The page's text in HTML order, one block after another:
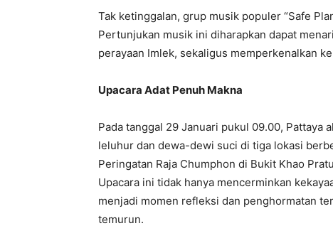
Tak ketinggalan, grup musik populer “Safe
Pertunjukan musik ini diharapkan dapat
perayaan Imlek, sekaligus memperkenalkan
Upacara Adat Penuh Makna
Pada tanggal 29 Januari pukul 09.00, Pattaya
leluhur dan dewa-dewi suci di tiga lokasi
Peringatan Raja Chumphon di Bukit Khao
Upacara ini tidak hanya mencerminkan
menjadi momen refleksi dan penghormatan
temurun.